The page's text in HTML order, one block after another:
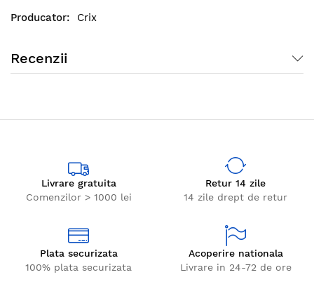
Crix
Recenzii
Livrare gratuita
Comenzilor > 1000 lei
Retur 14 zile
14 zile drept de retur
Plata securizata
100% plata securizata
Acoperire nationala
Livrare in 24-72 de ore